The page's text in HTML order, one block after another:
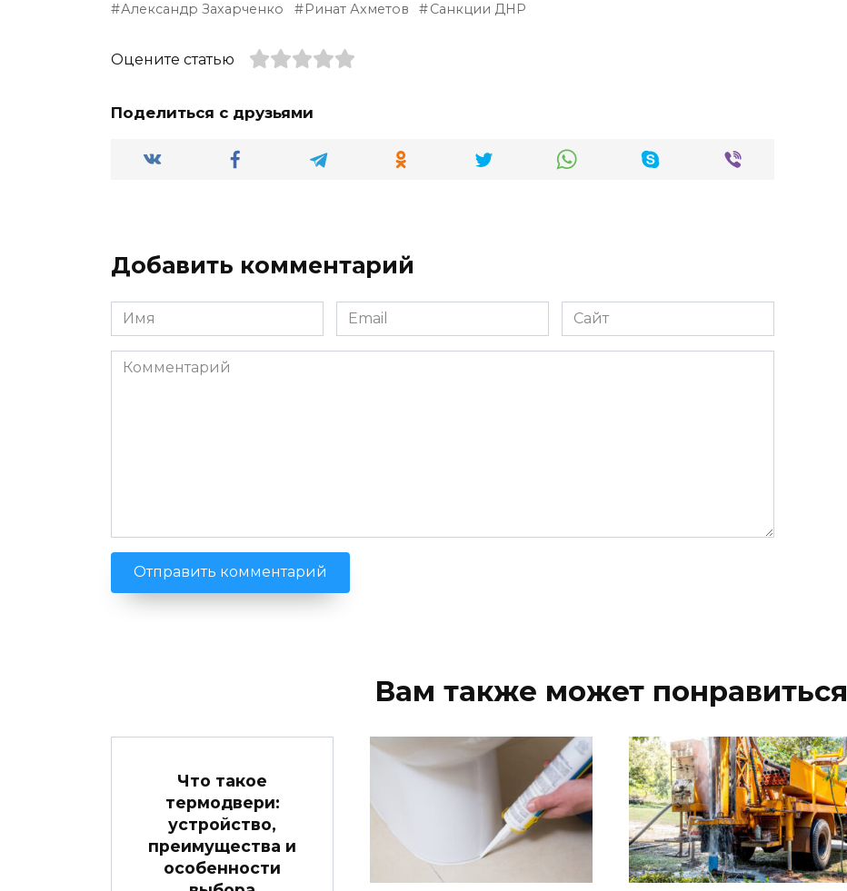
Александр Захарченко Ринат Ахметов Санкции ДНР
Оцените статью
Поделиться с друзьями
Добавить комментарий
Имя
*
Email
*
Сайт
Комментарий
Вам также может понравиться
Что такое
термодвери:
устройство,
преимущества и
особенности